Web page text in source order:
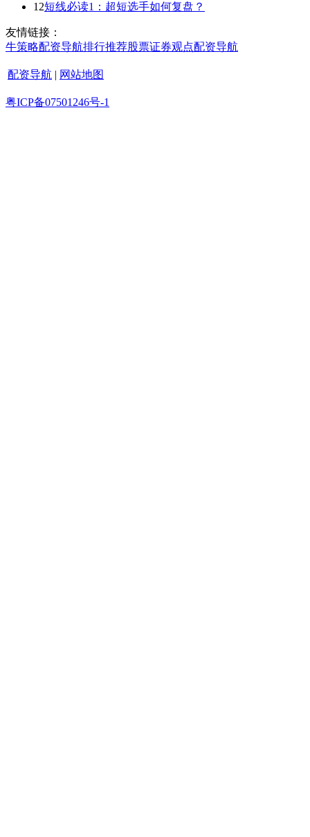
12短线必读1：超短选手如何复盘？
友情链接：
牛策略配资导航排行推荐股票证券观点配资导航
配资导航 | 网站地图
粤ICP备07501246号-1